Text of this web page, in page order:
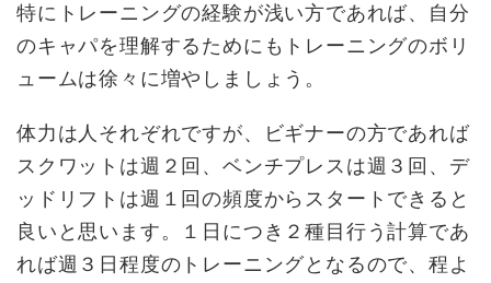
特にトレーニングの経験が浅い方であれば、自分
のキャパを理解するためにもトレーニングのボリ
ュームは徐々に増やしましょう。
体力は人それぞれですが、ビギナーの方であれば
スクワットは週２回、ベンチプレスは週３回、デ
ッドリフトは週１回の頻度からスタートできると
良いと思います。１日につき２種目行う計算であ
れば週３日程度のトレーニングとなるので、程よ